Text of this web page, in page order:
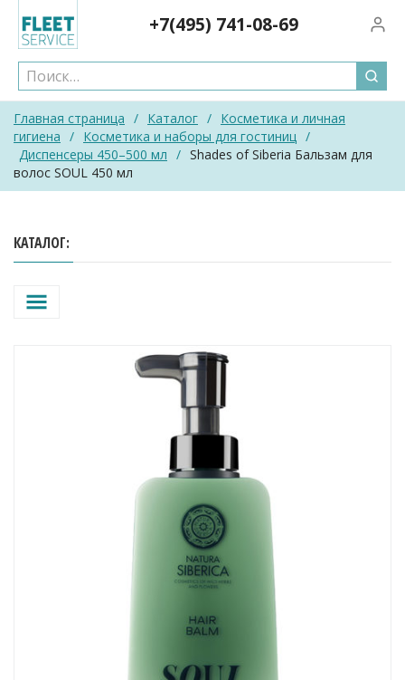
content
+7(495) 741-08-69
Главная страница / Каталог / Косметика и личная
гигиена / Косметика и наборы для гостиниц /
Диспенсеры 450–500 мл / Shades of Siberia Бальзам для
волос SOUL 450 мл
КАТАЛОГ